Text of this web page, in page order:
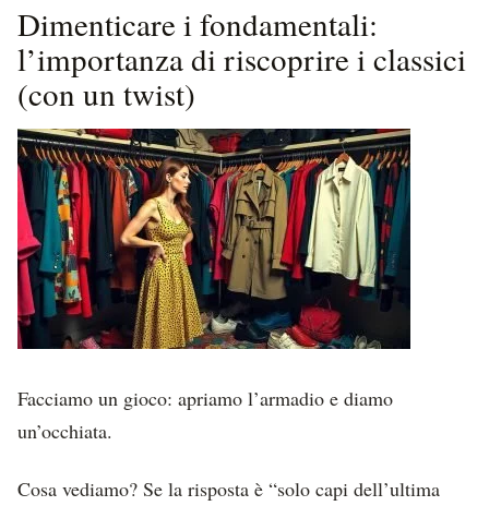
Dimenticare i fondamentali:
l’importanza di riscoprire i classici
(con un twist)
Facciamo un gioco: apriamo l’armadio e diamo
un’occhiata.
Cosa vediamo? Se la risposta è “solo capi dell’ultima